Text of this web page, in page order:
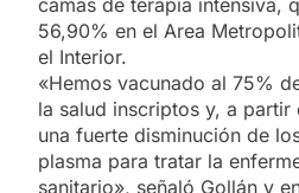
56,90% en el Area
el Interior.
«Hemos vacunado al 75%
la salud inscriptos y, a
una fuerte disminución de
plasma para tratar la
sanitario», señaló Gollán y